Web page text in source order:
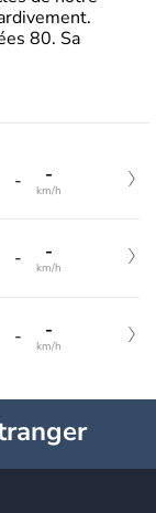
80. Sa
- -
km/h
- -
km/h
- -
km/h